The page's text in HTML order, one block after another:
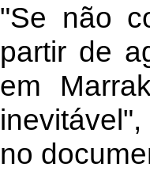
"Se não
partir de
em
no